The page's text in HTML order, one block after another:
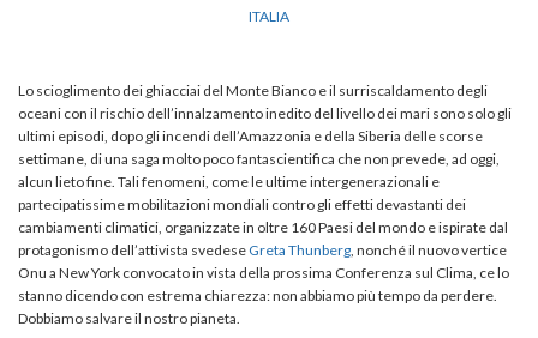
ITALIA
Lo scioglimento dei ghiacciai del Monte Bianco e il surriscaldamento degli
oceani con il rischio dell’innalzamento inedito del livello dei mari sono solo gli
ultimi episodi, dopo gli incendi dell’Amazzonia e della Siberia delle scorse
settimane, di una saga molto poco fantascientifica che non prevede, ad oggi,
alcun lieto fine. Tali fenomeni, come le ultime intergenerazionali e
partecipatissime mobilitazioni mondiali contro gli effetti devastanti dei
cambiamenti climatici, organizzate in oltre 160 Paesi del mondo e ispirate dal
protagonismo dell’attivista svedese Greta Thunberg , nonché il nuovo vertice
Onu a New York convocato in vista della prossima Conferenza sul Clima, ce lo
stanno dicendo con estrema chiarezza: non abbiamo più tempo da perdere.
Dobbiamo salvare il nostro pianeta.